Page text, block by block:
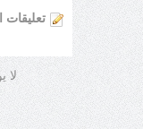
تعليقات
لا